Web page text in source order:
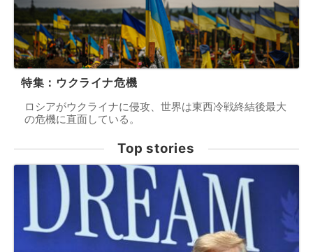
特集：ウクライナ危機
ロシアがウクライナに侵攻、世界は東西冷戦終結後最大
の危機に直面している。
Top stories